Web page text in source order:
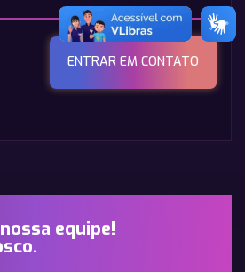
ENTRAR EM CONTATO
equipe!